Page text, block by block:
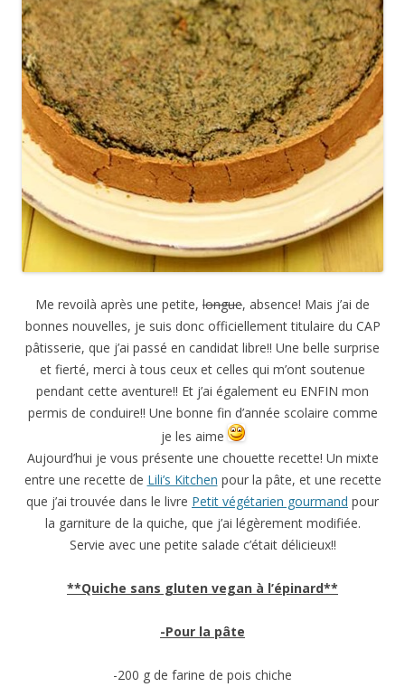
Me revoilà après une petite, longue, absence! Mais j’ai de
bonnes nouvelles, je suis donc officiellement titulaire du CAP
pâtisserie, que j’ai passé en candidat libre!! Une belle surprise
et fierté, merci à tous ceux et celles qui m’ont soutenue
pendant cette aventure!! Et j’ai également eu ENFIN mon
permis de conduire!! Une bonne fin d’année scolaire comme
je les aime
Aujourd’hui je vous présente une chouette recette! Un mixte
entre une recette de Lili’s Kitchen pour la pâte, et une recette
que j’ai trouvée dans le livre Petit végétarien gourmand pour
la garniture de la quiche, que j’ai légèrement modifiée.
Servie avec une petite salade c’était délicieux!!
**Quiche sans gluten vegan à l’épinard**
-Pour la pâte
-200 g de farine de pois chiche